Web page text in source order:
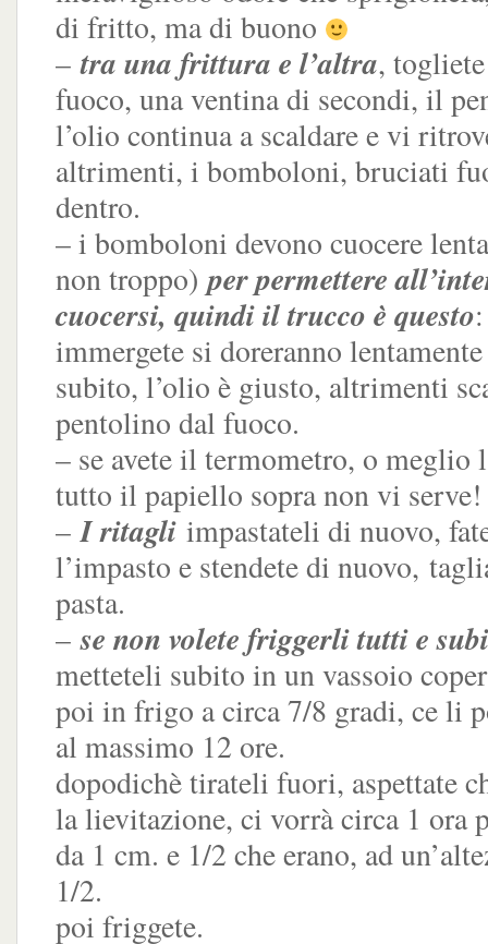
di fritto, ma di buono
–tra una frittura e l’altra,
fuoco, una ventina di secondi, il
l’olio continua a scaldare e vi
altrimenti, i bomboloni, bruciati
dentro.
– i bomboloni devono cuocere
non troppo)per permettere
cuocersi, quindi il trucco è questo
immergete si doreranno
subito, l’olio è giusto, altrimenti
pentolino dal fuoco.
– se avete il termometro, o
tutto il papiello sopra non vi serve!
–I ritagli impastateli di nuovo,
l’impasto e stendete di nuovo,
pasta.
–se non volete friggerli tutti e
metteteli subito in un vassoio
poi in frigo a circa 7/8 gradi, ce li
al massimo 12 ore.
dopodichè tirateli fuori, aspettate
la lievitazione, ci vorrà circa 1 ora
da 1 cm. e 1/2 che erano, ad
1/2.
poi friggete.